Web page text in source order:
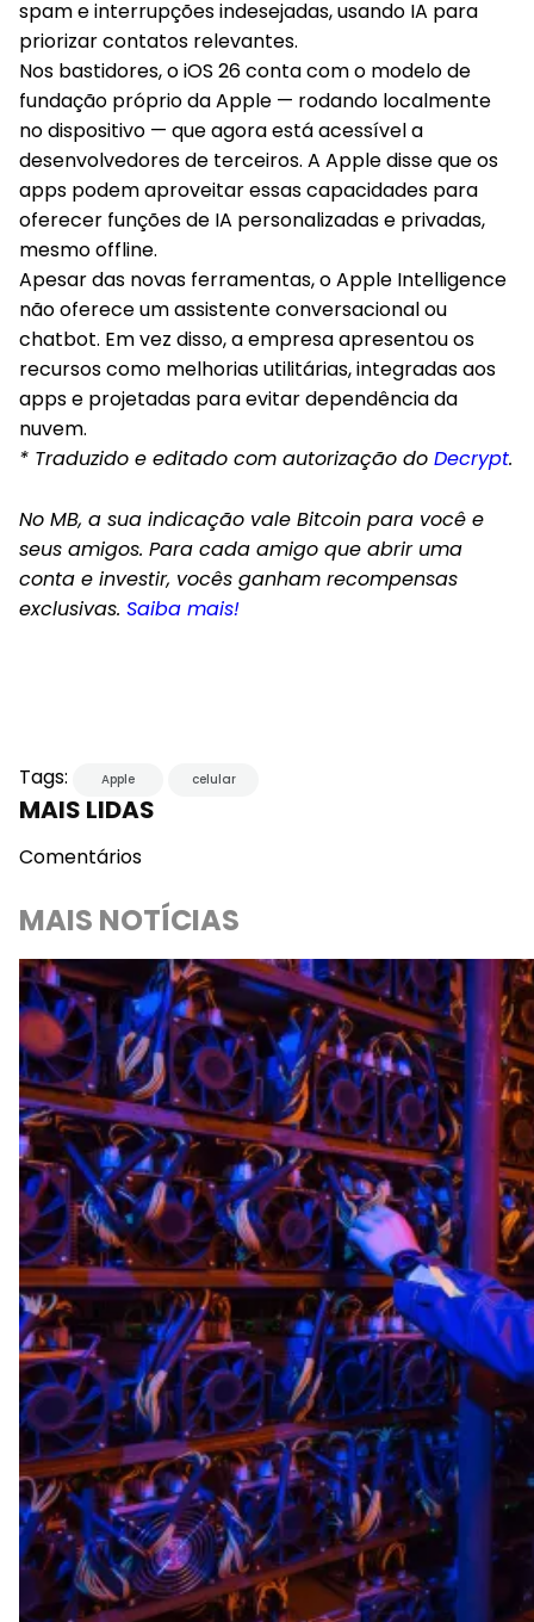
spam e interrupções indesejadas, usando IA para
priorizar contatos relevantes.
Nos bastidores, o iOS 26 conta com o modelo de
fundação próprio da Apple — rodando localmente
no dispositivo — que agora está acessível a
desenvolvedores de terceiros. A Apple disse que os
apps podem aproveitar essas capacidades para
oferecer funções de IA personalizadas e privadas,
mesmo offline.
Apesar das novas ferramentas, o Apple Intelligence
não oferece um assistente conversacional ou
chatbot. Em vez disso, a empresa apresentou os
recursos como melhorias utilitárias, integradas aos
apps e projetadas para evitar dependência da
nuvem.
* Traduzido e editado com autorização do Decrypt.
No MB, a sua indicação vale Bitcoin para você e
seus amigos. Para cada amigo que abrir uma
conta e investir, vocês ganham recompensas
exclusivas. Saiba mais!
Tags: Apple celular
MAIS LIDAS
Comentários
MAIS NOTÍCIAS